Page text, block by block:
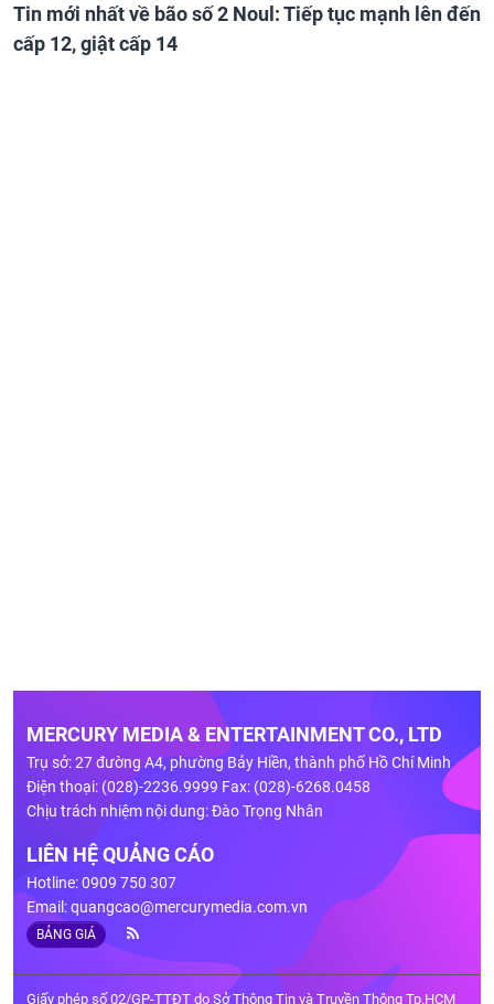
Tin mới nhất về bão số 2 Noul: Tiếp tục mạnh lên đến
cấp 12, giật cấp 14
MERCURY MEDIA & ENTERTAINMENT CO., LTD
Trụ sở: 27 đường A4, phường Bảy Hiền, thành phố Hồ Chí Minh
Điện thoại: (028)-2236.9999 Fax: (028)-6268.0458
Chịu trách nhiệm nội dung: Đào Trọng Nhân
LIÊN HỆ QUẢNG CÁO
Hotline: 0909 750 307
Email:quangcao@mercurymedia.com.vn
BẢNG GIÁ
Giấy phép số 02/GP-TTĐT do Sở Thông Tin và Truyền Thông Tp.HCM